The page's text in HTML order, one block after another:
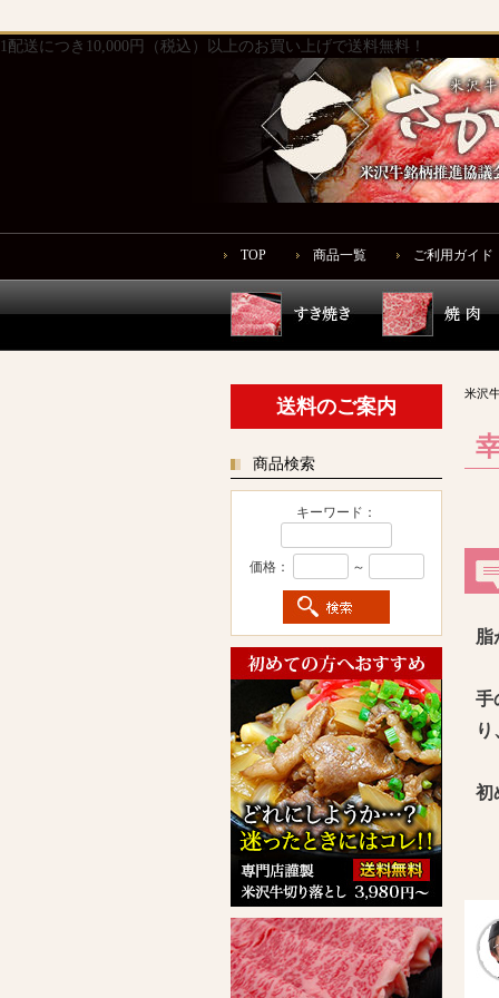
1配送につき10,000円（税込）以上のお買い上げで送料無料！
TOP 商品一覧 ご利用ガイド
送料のご案内
商品検索
キーワード：
価格： ～
米沢
脂
手
り
初